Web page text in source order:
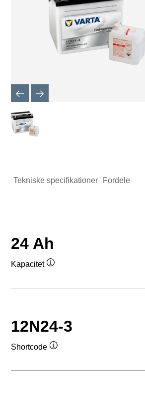
Tekniske specifikationer Fordele
24 Ah
Kapacitet
12N24-3
Shortcode